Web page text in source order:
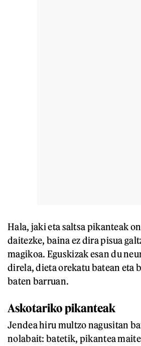
Hala, jaki eta saltsa pikanteak
daitezke, baina ez dira pisua
magikoa. Eguskizak esan du
direla, dieta orekatu batean eta
baten barruan.
Askotariko pikanteak
Jendea hiru multzo nagusitan
nolabait: batetik, pikantea